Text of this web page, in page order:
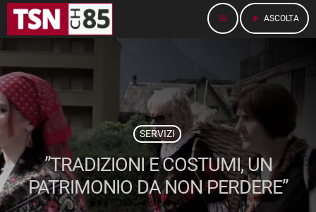
menu play_arrow ASCOLTA
SERVIZI
”TRADIZIONI E COSTUMI, UN
PATRIMONIO DA NON PERDERE”